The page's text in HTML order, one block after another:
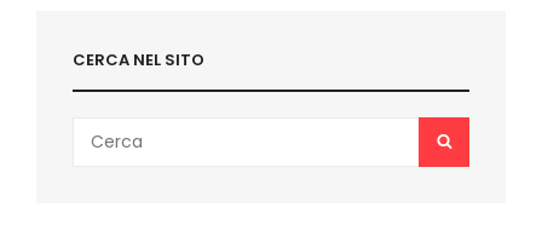
CERCA NEL SITO
for:
SEARCH